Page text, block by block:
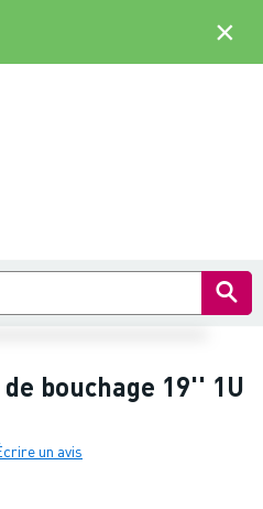
bouchage 19'' 1U
un avis
×